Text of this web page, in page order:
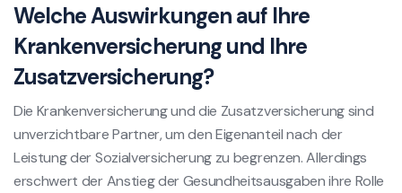
Welche Auswirkungen auf Ihre
Krankenversicherung und Ihre
Zusatzversicherung?
Die Krankenversicherung und die Zusatzversicherung sind
unverzichtbare Partner, um den Eigenanteil nach der
Leistung der Sozialversicherung zu begrenzen. Allerdings
erschwert der Anstieg der Gesundheitsausgaben ihre Rolle